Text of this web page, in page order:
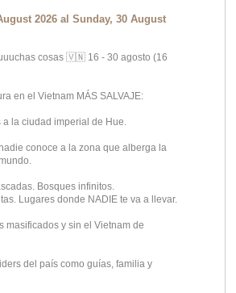
2026 al Sunday, 30 August
cosas 🇻🇳 16 - 30 agosto (16
en el Vietnam MÁS SALVAJE:
a la ciudad imperial de Hue.
conoce a la zona que alberga la
Bosques infinitos.
Lugares donde NADIE te va a llevar.
masificados y sin el Vietnam de
del país como guías, familia y